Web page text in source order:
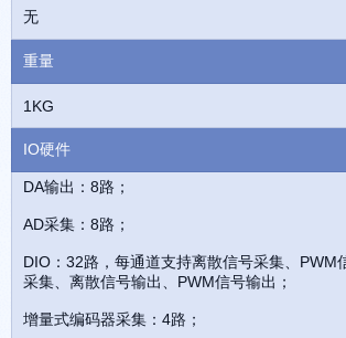
无
重量
1KG
IO硬件
DA输出：8路；
AD采集：8路；
DIO：32路，每通道支持离散信号采集、PWM
采集、离散信号输出、PWM信号输出；
增量式编码器采集：4路；